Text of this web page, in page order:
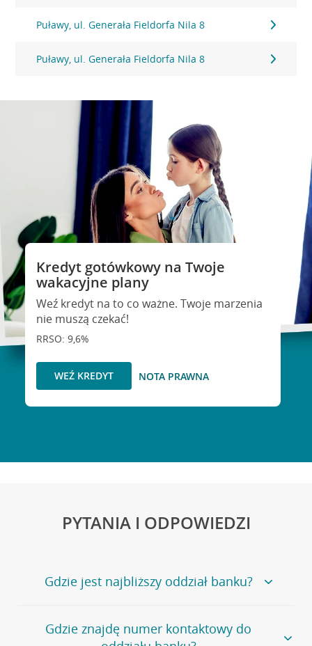
Puławy, ul. Generała Fieldorfa Nila 8
Puławy, ul. Generała Fieldorfa Nila 8
Kredyt gotówkowy na Twoje
wakacyjne plany
Weź kredyt na to co ważne. Twoje marzenia
nie muszą czekać!
RRSO: 9,6%
WEŹ KREDYT NOTA PRAWNA
PYTANIA I ODPOWIEDZI
Gdzie jest najbliższy oddział banku?
Jeśli szukasz oddziału naszego banku, zapraszamy na
stronęPlacówki i bankomaty, na której znajduje się
Gdzie znajdę numer kontaktowy do